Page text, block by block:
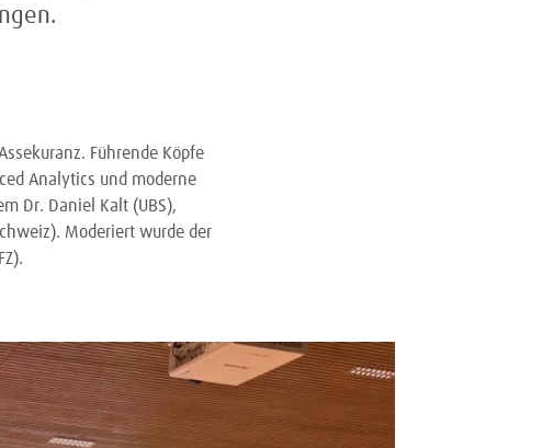
Führende Köpfe
Analytics und moderne
Dr. Daniel Kalt (UBS),
Moderiert wurde der